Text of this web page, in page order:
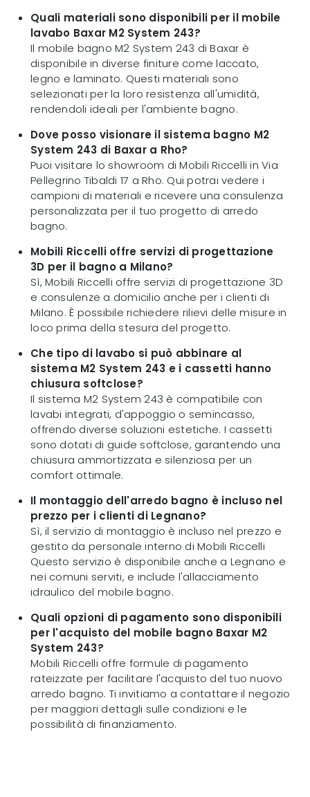
Quali materiali sono disponibili per il mobile
lavabo Baxar M2 System 243?
Il mobile bagno M2 System 243 di Baxar è
disponibile in diverse finiture come laccato,
legno e laminato. Questi materiali sono
selezionati per la loro resistenza all'umidità,
rendendoli ideali per l'ambiente bagno.
Dove posso visionare il sistema bagno M2
System 243 di Baxar a Rho?
Puoi visitare lo showroom di Mobili Riccelli in Via
Pellegrino Tibaldi 17 a Rho. Qui potrai vedere i
campioni di materiali e ricevere una consulenza
personalizzata per il tuo progetto di arredo
bagno.
Mobili Riccelli offre servizi di progettazione
3D per il bagno a Milano?
Sì, Mobili Riccelli offre servizi di progettazione 3D
e consulenze a domicilio anche per i clienti di
Milano. È possibile richiedere rilievi delle misure in
loco prima della stesura del progetto.
Che tipo di lavabo si può abbinare al
sistema M2 System 243 e i cassetti hanno
chiusura softclose?
Il sistema M2 System 243 è compatibile con
lavabi integrati, d'appoggio o semincasso,
offrendo diverse soluzioni estetiche. I cassetti
sono dotati di guide softclose, garantendo una
chiusura ammortizzata e silenziosa per un
comfort ottimale.
Il montaggio dell'arredo bagno è incluso nel
prezzo per i clienti di Legnano?
Sì, il servizio di montaggio è incluso nel prezzo e
gestito da personale interno di Mobili Riccelli
Questo servizio è disponibile anche a Legnano e
nei comuni serviti, e include l'allacciamento
idraulico del mobile bagno.
Quali opzioni di pagamento sono disponibili
per l'acquisto del mobile bagno Baxar M2
System 243?
Mobili Riccelli offre formule di pagamento
rateizzate per facilitare l'acquisto del tuo nuovo
arredo bagno. Ti invitiamo a contattare il negozio
per maggiori dettagli sulle condizioni e le
possibilità di finanziamento.